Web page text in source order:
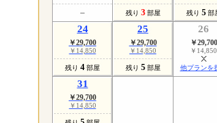
残り 3 部屋 残り 5 部
24
￥29,700
￥14,850
残り 4 部屋
25
￥29,700
￥14,850
残り 5 部屋
26
￥29,700
￥14,850
他プランを
31
￥29,700
￥14,850